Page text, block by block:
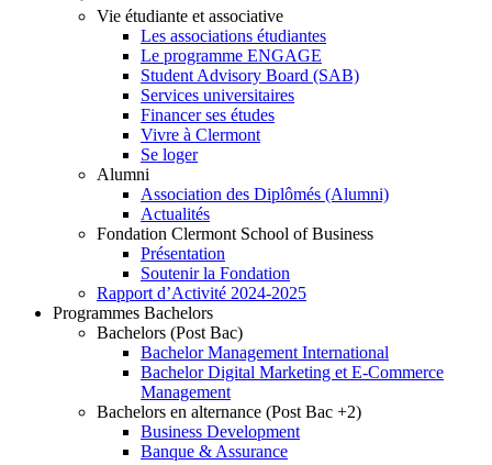
Vie étudiante et associative
Les associations étudiantes
Le programme ENGAGE
Student Advisory Board (SAB)
Services universitaires
Financer ses études
Vivre à Clermont
Se loger
Alumni
Association des Diplômés (Alumni)
Actualités
Fondation Clermont School of Business
Présentation
Soutenir la Fondation
Rapport d’Activité 2024-2025
Programmes Bachelors
Bachelors (Post Bac)
Bachelor Management International
Bachelor Digital Marketing et E-Commerce
Management
Bachelors en alternance (Post Bac +2)
Business Development
Banque & Assurance